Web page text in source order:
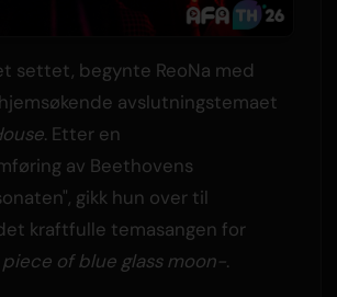
settet, begynte ReoNa med
avslutningstemaet
. Etter en
av Beethovens
gikk hun over til
kraftfulle temasangen for
piece of blue glass moon-.